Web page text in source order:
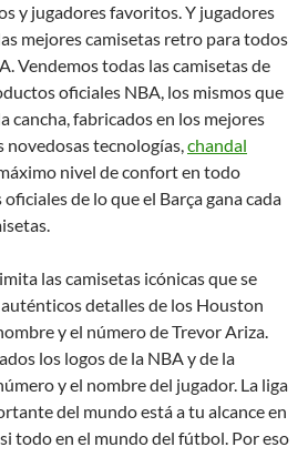
y jugadores favoritos. Y jugadores
mejores camisetas retro para todos
Vendemos todas las camisetas de
oficiales NBA, los mismos que
cancha, fabricados en los mejores
novedosas tecnologías,chandal
nivel de confort en todo
de lo que el Barça gana cada
las camisetas icónicas que se
auténticos detalles de los Houston
y el número de Trevor Ariza.
los logos de la NBA y de la
y el nombre del jugador. La liga
del mundo está a tu alcance en
todo en el mundo del fútbol. Por eso